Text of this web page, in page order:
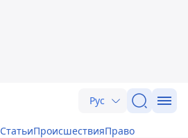
Рус
СтатьиПроисшествияПраво